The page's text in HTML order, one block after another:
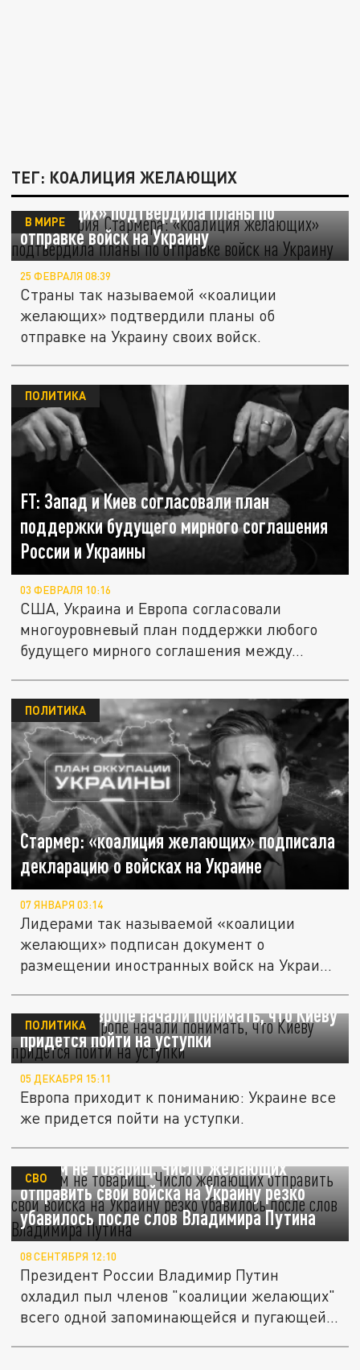
ТЕГ: КОАЛИЦИЯ ЖЕЛАЮЩИХ
Канцелярия Стармера: «коалиция
желающих» подтвердила планы по
отправке войск на Украину
В МИРЕ
25 ФЕВРАЛЯ 08:39
Страны так называемой «коалиции
желающих» подтвердили планы об
отправке на Украину своих войск.
FT: Запад и Киев согласовали план
поддержки будущего мирного соглашения
России и Украины
ПОЛИТИКА
03 ФЕВРАЛЯ 10:16
США, Украина и Европа согласовали
многоуровневый план поддержки любого
будущего мирного соглашения между...
Стармер: «коалиция желающих» подписала
декларацию о войсках на Украине
ПОЛИТИКА
07 ЯНВАРЯ 03:14
Лидерами так называемой «коалиции
желающих» подписан документ о
размещении иностранных войск на Украине
El País: в Европе начали понимать, что Киеву
придется пойти на уступки
ПОЛИТИКА
05 ДЕКАБРЯ 15:11
Европа приходит к пониманию: Украине все
же придется пойти на уступки.
Он нам не товарищ. Число желающих
отправить свои войска на Украину резко
убавилось после слов Владимира Путина
СВО
08 СЕНТЯБРЯ 12:10
Президент России Владимир Путин
охладил пыл членов "коалиции желающих"
всего одной запоминающейся и пугающей...